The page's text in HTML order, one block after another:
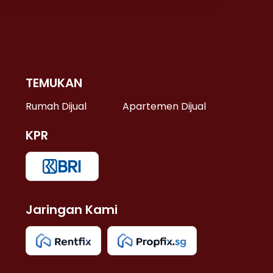
TEMUKAN
Rumah Dijual Apartemen Dijual
KPR
Jaringan Kami